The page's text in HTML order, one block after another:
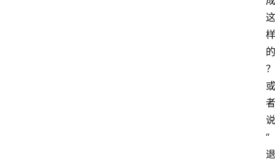
这
样
的
？
或
者
说
“
退